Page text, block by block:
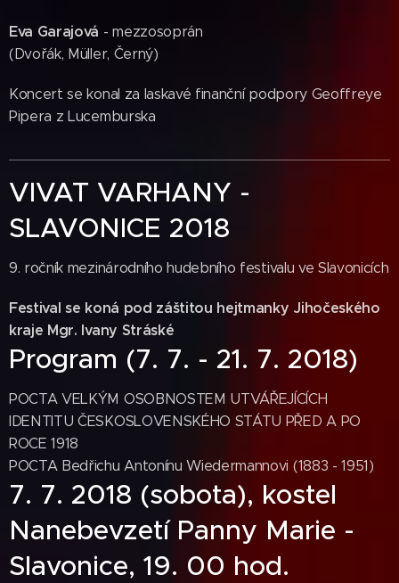
Eva Garajová - mezzosoprán
(Dvořák, Müller, Černý)
Koncert se konal za laskavé finanční podpory Geoffreye
Pipera z Lucemburska
VIVAT VARHANY -
SLAVONICE 2018
9. ročník mezinárodního hudebního festivalu ve Slavonicích
Festival se koná pod záštitou hejtmanky Jihočeského
kraje Mgr. Ivany Stráské
Program (7. 7. - 21. 7. 2018)
POCTA VELKÝM OSOBNOSTEM UTVÁŘEJÍCÍCH
IDENTITU ČESKOSLOVENSKÉHO STÁTU PŘED A PO
ROCE 1918
POCTA Bedřichu Antonínu Wiedermannovi (1883 - 1951)
7. 7. 2018 (sobota), kostel
Nanebevzetí Panny Marie -
Slavonice, 19. 00 hod.